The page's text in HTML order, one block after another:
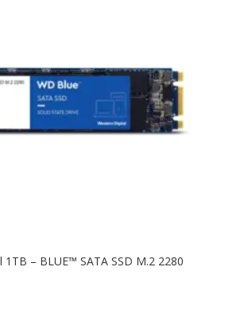
– BLUE™ SATA SSD M.2 2280